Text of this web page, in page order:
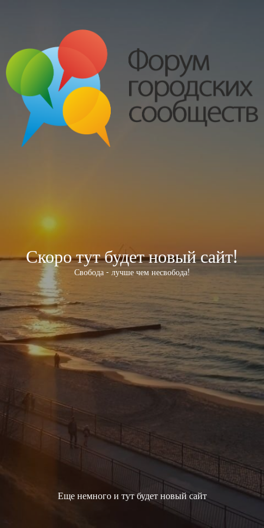
Скоро тут будет новый сайт!
Свобода - лучше чем несвобода!
Еще немного и тут будет новый сайт